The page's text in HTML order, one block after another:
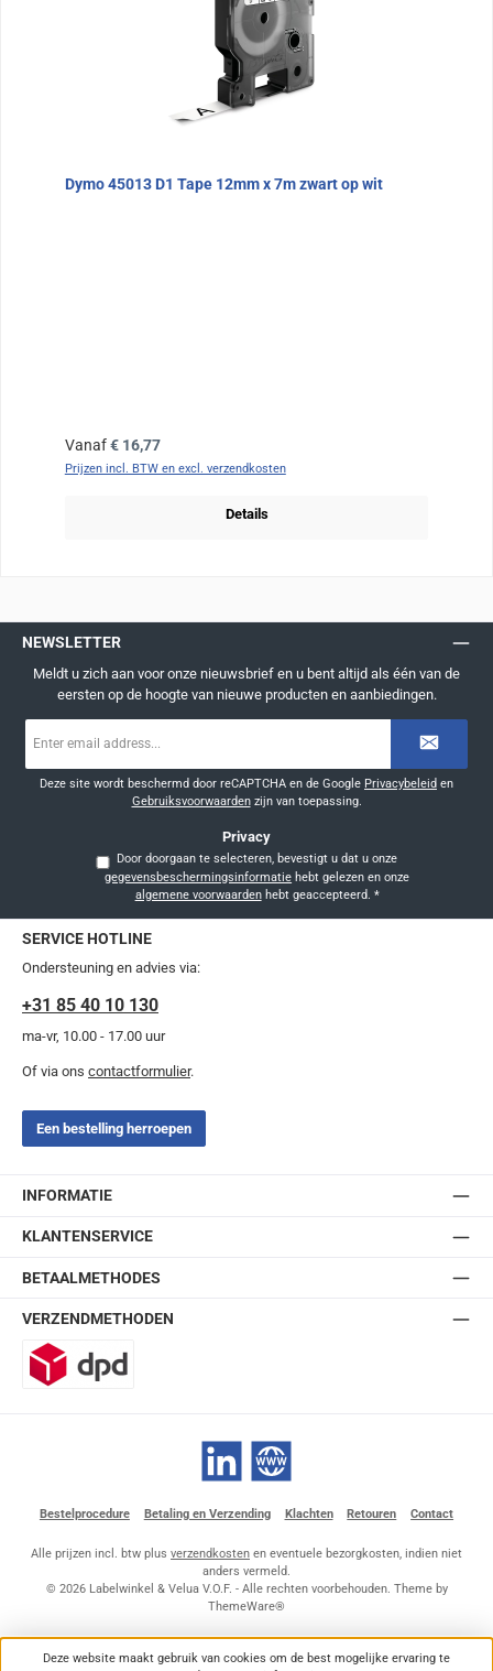
Dymo 45013 D1 Tape 12mm x 7m zwart op wit
Normale prijs:
Vanaf€ 16,77
Prijzen incl. BTW en excl. verzendkosten
Details
NEWSLETTER
Meldt u zich aan voor onze nieuwsbrief en u bent altijd als één van de
eersten op de hoogte van nieuwe producten en aanbiedingen.
mailadres
Deze site wordt beschermd door reCAPTCHA en de Google Privacybeleid en
Gebruiksvoorwaardenzijn van toepassing.
Privacy
Door doorgaan te selecteren, bevestigt u dat u onze
gegevensbeschermingsinformatie
algemene voorwaardenhebt geaccepteerd. *
SERVICE HOTLINE
Ondersteuning en advies via:
+31 85 40 10 130
ma-vr, 10.00 - 17.00 uur
Of via ons contactformulier.
Een bestelling herroepen
INFORMATIE
KLANTENSERVICE
BETAALMETHODES
VERZENDMETHODEN
LinkedIn Website
Bestelprocedure Betaling en Verzending Klachten Retouren Contact
Alle prijzen incl. btw plus verzendkosten en eventuele bezorgkosten, indien niet
anders vermeld.
© 2026 Labelwinkel & Velua V.O.F. - Alle rechten voorbehouden. Theme by
ThemeWare®
Deze website maakt gebruik van cookies om de best mogelijke ervaring te